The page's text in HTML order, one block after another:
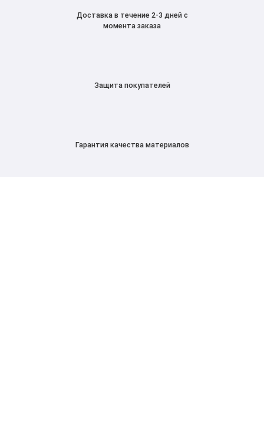
Доставка в течение 2-3 дней с
момента заказа
Защита покупателей
Гарантия качества материалов